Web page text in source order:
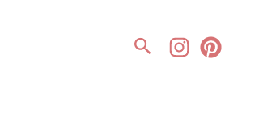
Rechercher